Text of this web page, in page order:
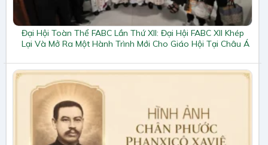
Đại Hội Toàn Thể FABC Lần Thứ XII: Đại Hội FABC XII Khép
Lại Và Mở Ra Một Hành Trình Mới Cho Giáo Hội Tại Châu Á